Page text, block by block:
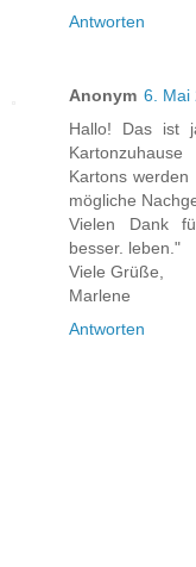
Antworten
Anonym 6. Mai
Hallo! Das ist
Kartons
mögliche
Vielen Dank
besser. leben."
Viele Grüße,
Marlene
Antworten